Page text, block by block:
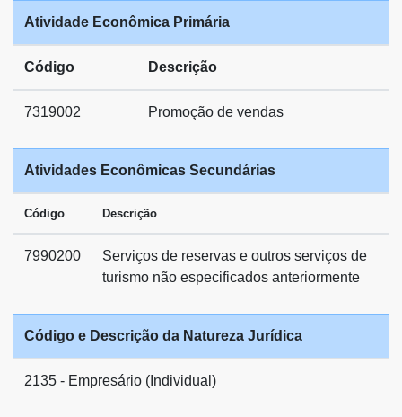
Atividade Econômica Primária
Código Descrição
7319002 Promoção de vendas
Atividades Econômicas Secundárias
Código Descrição
7990200
Serviços de reservas e outros serviços de
turismo não especificados anteriormente
Código e Descrição da Natureza Jurídica
2135 - Empresário (Individual)